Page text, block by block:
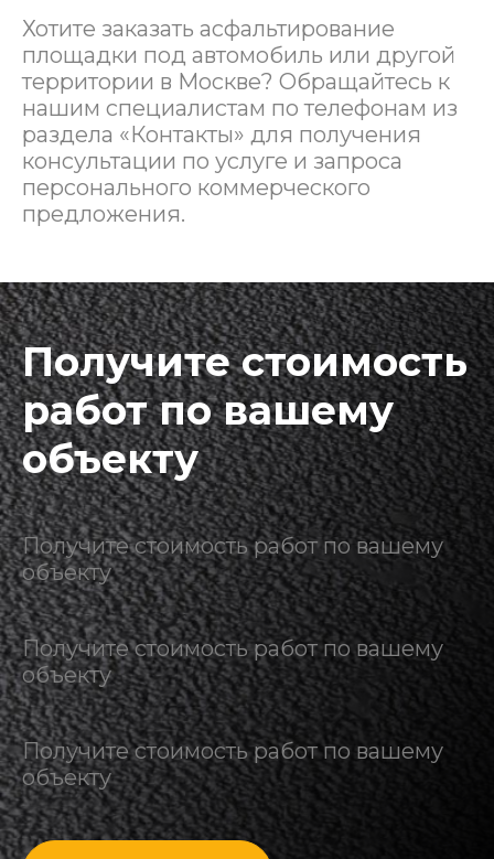
Хотите заказать асфальтирование
площадки под автомобиль или другой
территории в Москве? Обращайтесь к
нашим специалистам по телефонам из
раздела «Контакты» для получения
консультации по услуге и запроса
персонального коммерческого
предложения.
Получите стоимость
работ по вашему
объекту
Получите стоимость работ по вашему
объекту
Получите стоимость работ по вашему
объекту
Получите стоимость работ по вашему
объекту